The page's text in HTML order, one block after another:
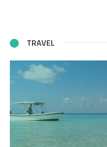
TRAVEL